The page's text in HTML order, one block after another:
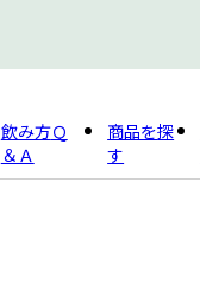
飲み方Ｑ
＆Ａ
商品を探
す